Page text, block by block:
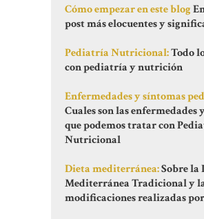
Cómo empezar en este blog
post más elocuentes y
Pediatría Nutricional:Todo
con pediatría y nutrición
Enfermedades y síntomas
Cuales son las enfermedades
que podemos tratar con
Nutricional
Dieta mediterránea:Sobre la
Mediterránea Tradicional y
modificaciones realizadas